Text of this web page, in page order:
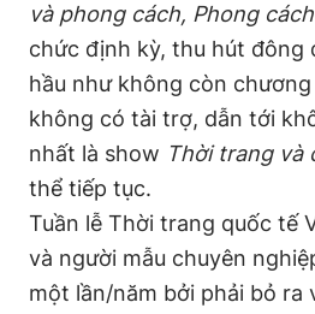
và phong cách, Phong
chức định kỳ, thu hút đông
hầu như không còn
không có tài trợ, dẫn tới
nhất là show Thời trang và
thể tiếp tục.
Tuần lễ Thời trang quốc tế
và người mẫu chuyên
một lần/năm bởi phải bỏ